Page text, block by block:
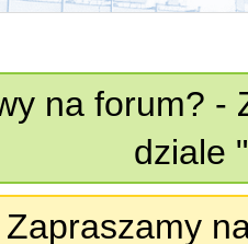
na forum? -
dziale
Zapraszamy